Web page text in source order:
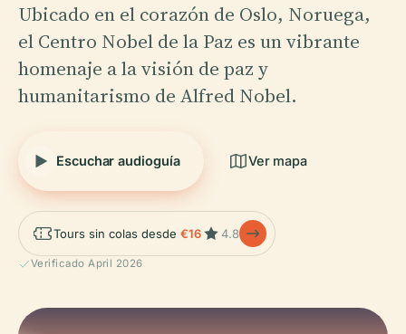
Ubicado en el corazón de Oslo, Noruega,
el Centro Nobel de la Paz es un vibrante
homenaje a la visión de paz y
humanitarismo de Alfred Nobel.
Escuchar audioguía Ver mapa
Tours sin colas desde €16 4.8
Verificado April 2026